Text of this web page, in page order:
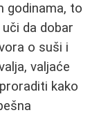
godinama, to
da dobar
o suši i
valjaće
kako